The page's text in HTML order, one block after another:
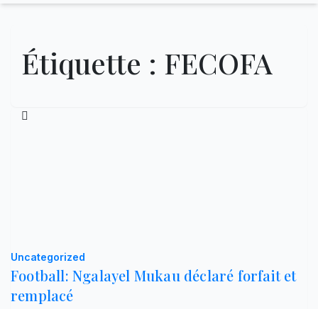
Étiquette : FECOFA
Uncategorized
Football: Ngalayel Mukau déclaré forfait et
remplacé